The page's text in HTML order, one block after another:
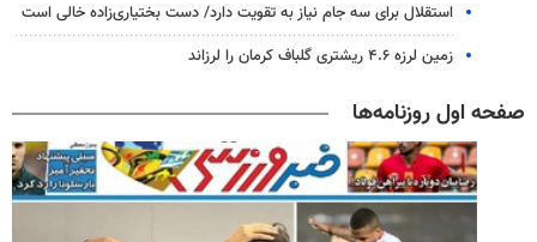
استقلال برای سه جام نیاز به تقویت دارد/ دست بختیاری‌زاده خالی است
زمین لرزه ۴.۶ ریشتری گلباف کرمان را لرزاند
صفحه اول روزنامه‌ها